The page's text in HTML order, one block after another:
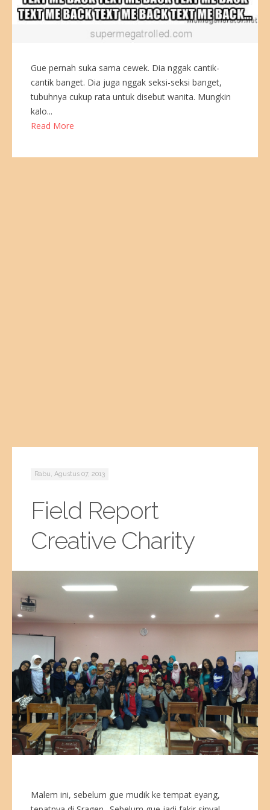
Gue pernah suka sama cewek. Dia nggak cantik-
cantik banget. Dia juga nggak seksi-seksi banget,
tubuhnya cukup rata untuk disebut wanita. Mungkin
kalo...
Read More
Rabu, Agustus 07, 2013
Field Report
Creative Charity
Malem ini, sebelum gue mudik ke tempat eyang,